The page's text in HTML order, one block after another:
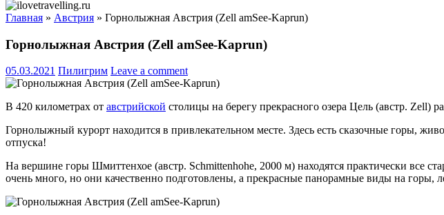
Главная » Австрия » Горнолыжная Австрия (Zell amSee-Kaprun)
Горнолыжная Австрия (Zell amSee-Kaprun)
05.03.2021 Пилигрим Leave a comment
В 420 километрах от австрийской столицы на берегу прекрасного озера Цель (австр.
Горнолыжный курорт находится в привлекательном месте. Здесь есть сказочные горы,
отпуска!
На вершине горы Шмиттенхое (австр. Schmittenhohe, 2000 м) находятся практически все
очень много, но они качественно подготовлены, а прекрасные панорамные виды на